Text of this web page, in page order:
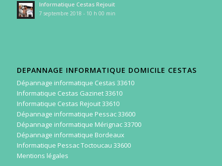
Informatique Cestas Rejouit
7 septembre 2018 - 10 h 00 min
DEPANNAGE INFORMATIQUE DOMICILE CESTAS
Dépannage informatique Cestas 33610
Informatique Cestas Gazinet 33610
Informatique Cestas Rejouit 33610
Dépannage informatique Pessac 33600
Dépannage informatique Mérignac 33700
Dépannage informatique Bordeaux
Informatique Pessac Toctoucau 33600
Mentions légales